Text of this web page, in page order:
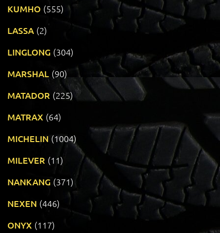
KUMHO (555)
LASSA (2)
LINGLONG (304)
MARSHAL (90)
MATADOR (225)
MATRAX (64)
MICHELIN (1004)
MILEVER (11)
NANKANG (371)
NEXEN (446)
ONYX (117)